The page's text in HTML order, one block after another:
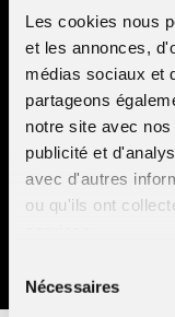
Les cookies nous
et les annonces,
médias sociaux et
partageons
notre site avec
publicité et
avec d'autres
ou qu'ils ont
Nécessaires
Targeting
AI-based
user
interfaces